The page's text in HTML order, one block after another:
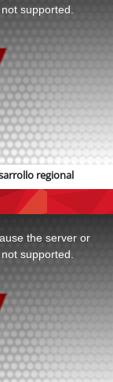
supported.
regional
the server or
supported.